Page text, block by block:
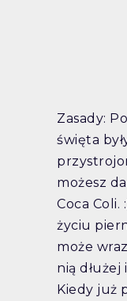
Zasady:
święta
możesz
Coca
życiu
może
nią dłużej
Kiedy już